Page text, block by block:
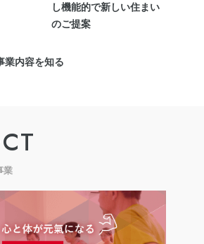
し機能的で新しい住まい
のご提案
業内容を知る
業